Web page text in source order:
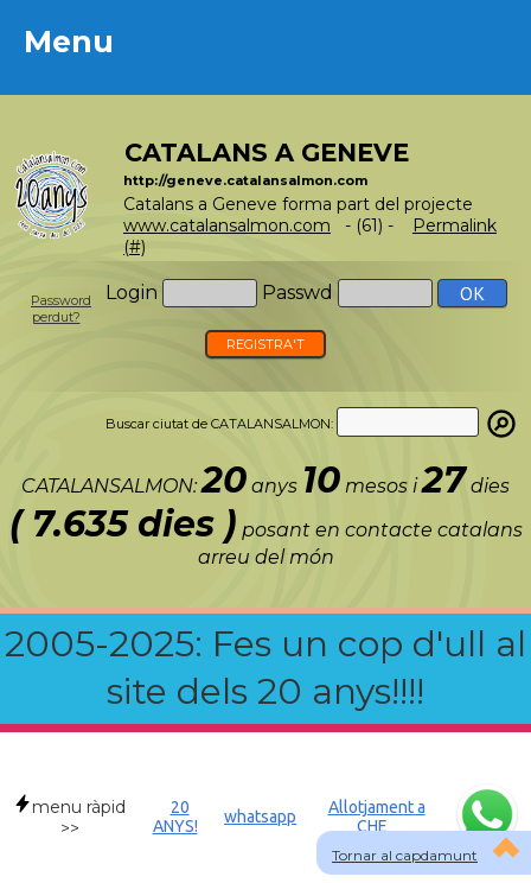
Menu
CATALANS A GENEVE
http://geneve.catalansalmon.com
Catalans a Geneve forma part del projecte
www.catalansalmon.com - (61) -
Permalink
(#)
Login Passwd
Password
perdut?
REGISTRA'T
Buscar ciutat de CATALANSALMON:
CATALANSALMON:20 anys 10 mesos i27 dies
( 7.635 dies ) posant en contacte catalans
arreu del món
2005-2025: Fes un cop d'ull al
site dels 20 anys!!!!
Menu
Tornar al capdamunt
menu ràpid
>>
20
ANYS!
whatsapp
Allotjament a
CHE